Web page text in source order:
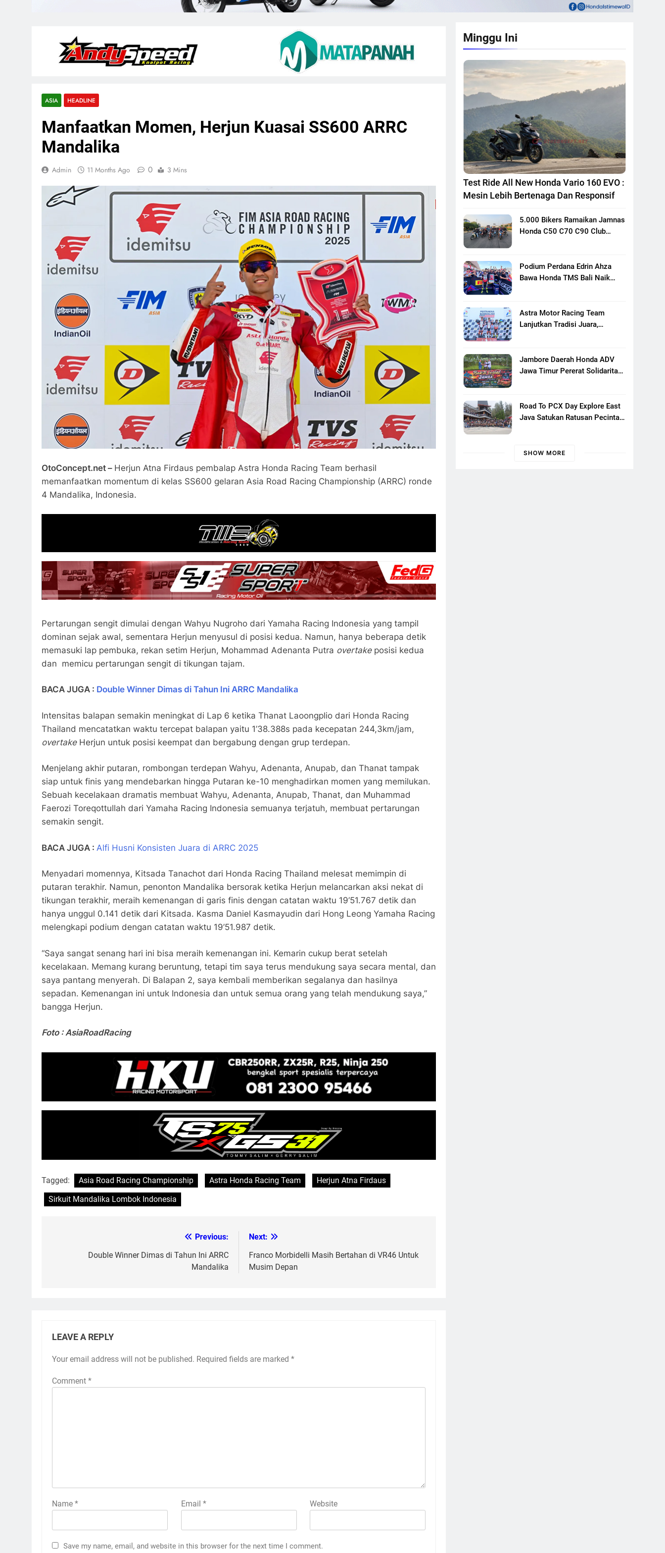
ASIA HEADLINE
Manfaatkan Momen, Herjun Kuasai SS600 ARRC
Mandalika
Admin 11 Months Ago 0 3 Mins
OtoConcept.net – Herjun Atna Firdaus pembalap Astra Honda Racing Team berhasil
memanfaatkan momentum di kelas SS600 gelaran Asia Road Racing Championship (ARRC) ronde
4 Mandalika, Indonesia.
Pertarungan sengit dimulai dengan Wahyu Nugroho dari Yamaha Racing Indonesia yang tampil
dominan sejak awal, sementara Herjun menyusul di posisi kedua. Namun, hanya beberapa detik
memasuki lap pembuka, rekan setim Herjun, Mohammad Adenanta Putra overtake posisi kedua
dan memicu pertarungan sengit di tikungan tajam.
BACA JUGA : Double Winner Dimas di Tahun Ini ARRC Mandalika
Intensitas balapan semakin meningkat di Lap 6 ketika Thanat Laoongplio dari Honda Racing
Thailand mencatatkan waktu tercepat balapan yaitu 1’38.388s pada kecepatan 244,3km/jam,
overtake Herjun untuk posisi keempat dan bergabung dengan grup terdepan.
Menjelang akhir putaran, rombongan terdepan Wahyu, Adenanta, Anupab, dan Thanat tampak
siap untuk finis yang mendebarkan hingga Putaran ke-10 menghadirkan momen yang memilukan.
Sebuah kecelakaan dramatis membuat Wahyu, Adenanta, Anupab, Thanat, dan Muhammad
Faerozi Toreqottullah dari Yamaha Racing Indonesia semuanya terjatuh, membuat pertarungan
semakin sengit.
BACA JUGA : Alfi Husni Konsisten Juara di ARRC 2025
Menyadari momennya, Kitsada Tanachot dari Honda Racing Thailand melesat memimpin di
putaran terakhir. Namun, penonton Mandalika bersorak ketika Herjun melancarkan aksi nekat di
tikungan terakhir, meraih kemenangan di garis finis dengan catatan waktu 19’51.767 detik dan
hanya unggul 0.141 detik dari Kitsada. Kasma Daniel Kasmayudin dari Hong Leong Yamaha Racing
melengkapi podium dengan catatan waktu 19’51.987 detik.
“Saya sangat senang hari ini bisa meraih kemenangan ini. Kemarin cukup berat setelah
kecelakaan. Memang kurang beruntung, tetapi tim saya terus mendukung saya secara mental, dan
saya pantang menyerah. Di Balapan 2, saya kembali memberikan segalanya dan hasilnya
sepadan. Kemenangan ini untuk Indonesia dan untuk semua orang yang telah mendukung saya,”
bangga Herjun.
Foto : AsiaRoadRacing
Tagged: Asia Road Racing Championship Astra Honda Racing Team
Herjun Atna Firdaus
Sirkuit Mandalika Lombok Indonesia
navigation
Previous:
Double Winner Dimas di Tahun Ini ARRC
Mandalika
Next:
Franco Morbidelli Masih Bertahan di VR46 Untuk
Musim Depan
LEAVE A REPLY
Your email address will not be published. Required fields are marked *
Comment *
Name * Email * Website
Save my name, email, and website in this browser for the next time I comment.
Minggu Ini
Test Ride All New Honda Vario 160 EVO :
Mesin Lebih Bertenaga Dan Responsif
5.000 Bikers Ramaikan Jamnas
Honda C50 C70 C90 Club
Motor Klasik Honda
Podium Perdana Edrin Ahza
Bawa Honda TMS Bali Naik
Astra Motor Racing Team
Lanjutkan Tradisi Juara,
Putaran Ke 3
Jambore Daerah Honda ADV
Jawa Timur Pererat Solidaritas
Banyuwangi
Road To PCX Day Explore East
Java Satukan Ratusan Pecinta
SHOW MORE